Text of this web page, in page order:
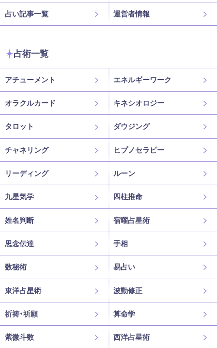
占い記事一覧 運営者情報
占術一覧
アチューメント エネルギーワーク
オラクルカード キネシオロジー
タロット ダウジング
チャネリング ヒプノセラピー
リーディング ルーン
九星気学 四柱推命
姓名判断 宿曜占星術
思念伝達 手相
数秘術 易占い
東洋占星術 波動修正
祈祷・祈願 算命学
紫微斗数 西洋占星術